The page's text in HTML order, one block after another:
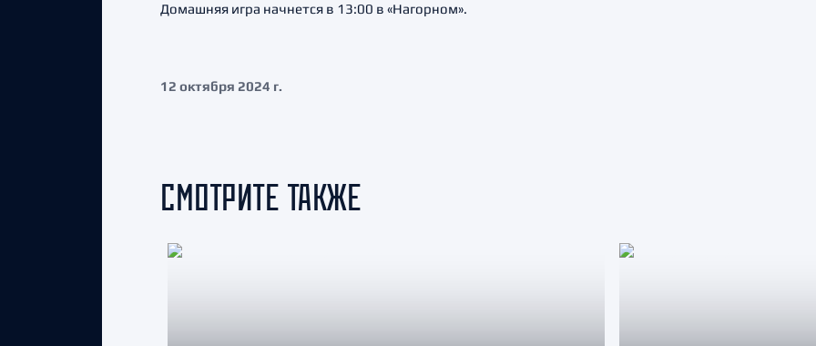
Домашняя игра начнется в 13:00 в «Нагорном».
12 октября 2024 г.
СМОТРИТЕ ТАКЖЕ